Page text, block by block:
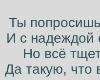
Ты
И с надеждой
Но всё
Да такую, что